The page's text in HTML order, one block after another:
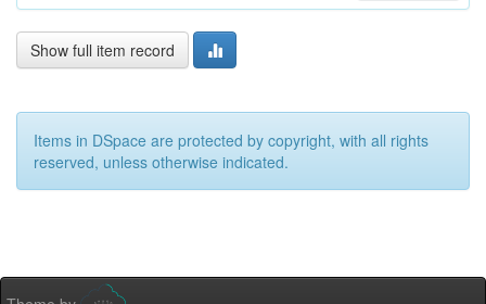
Show full item record
Items in DSpace are protected by copyright, with all rights
reserved, unless otherwise indicated.